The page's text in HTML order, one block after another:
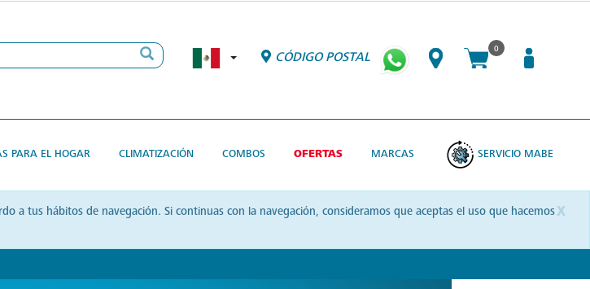
CÓDIGO POSTAL
0
PARA EL HOGAR CLIMATIZACIÓN COMBOS OFERTAS MARCAS SERVICIO MABE
x
a tus hábitos de navegación. Si continuas con la navegación, consideramos que aceptas el uso que hacemos